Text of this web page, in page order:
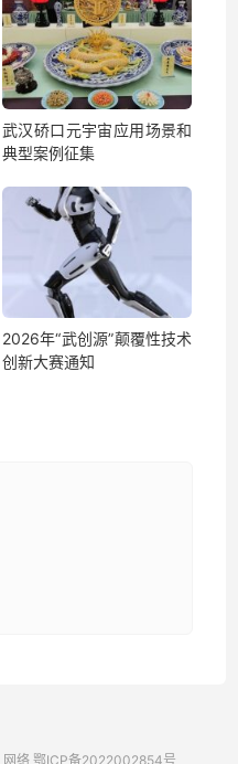
武汉硚口元宇宙应用场景和
典型案例征集
2026年“武创源”颠覆性技术
创新大赛通知
网络 鄂ICP备2022002854号